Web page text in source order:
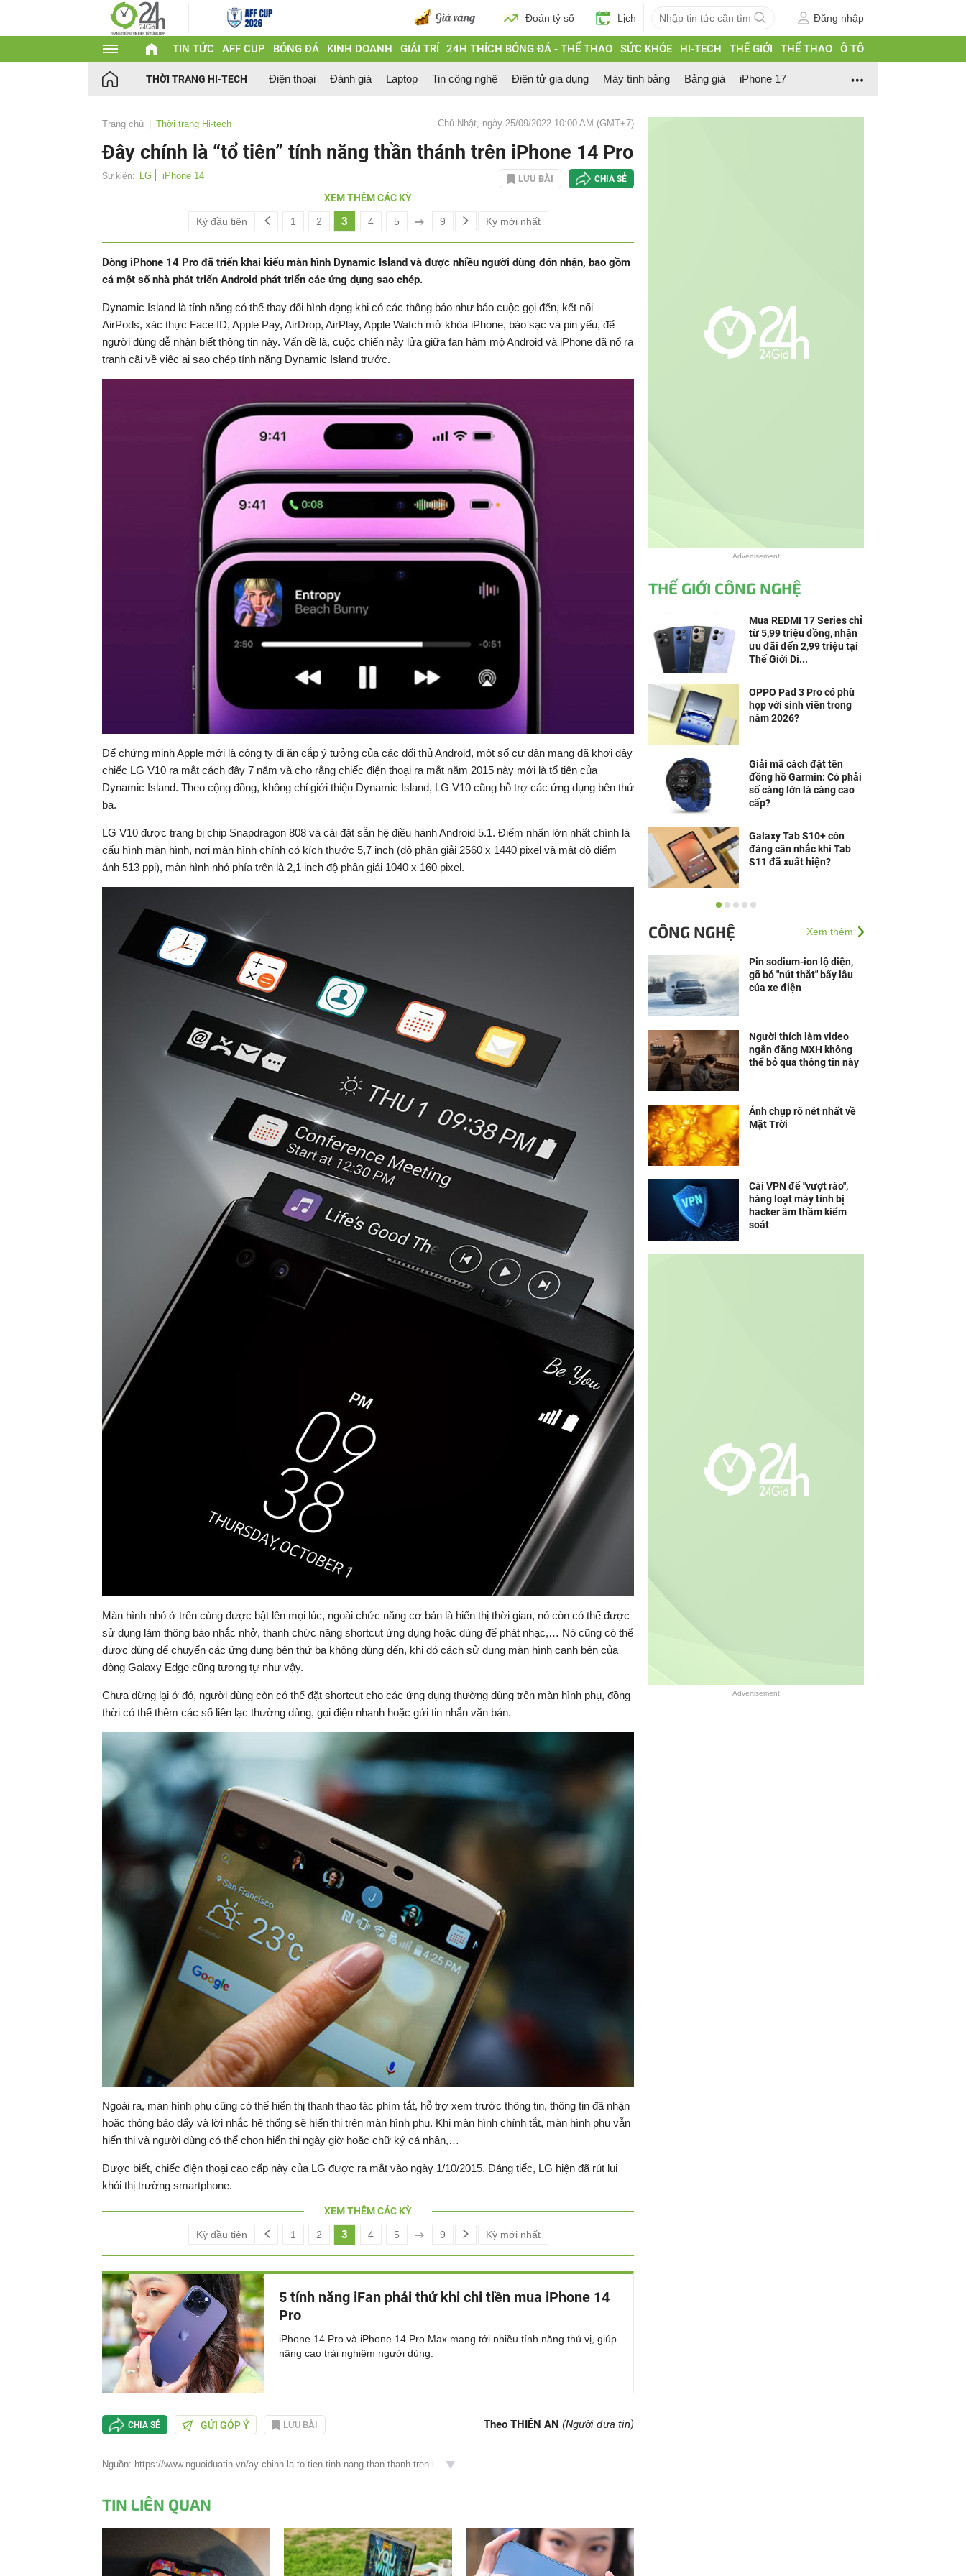
Đoán tỷ số Lịch Đăng nhập
TIN TỨC AFF CUP BÓNG ĐÁ KINH DOANH GIẢI TRÍ 24H THÍCH BÓNG ĐÁ - THỂ THAO SỨC KHỎE HI-TECH THẾ GIỚI THỂ THAO Ô TÔ
THỜI TRANG HI-TECH Điện thoại Đánh giá Laptop Tin công nghệ Điện tử gia dụng Máy tính bảng Bảng giá iPhone 17
Trang chủ Thời trang Hi-tech Chủ Nhật, ngày 25/09/2022 10:00 AM (GMT+7)
Đây chính là “tổ tiên” tính năng thần thánh trên iPhone 14 Pro
Sự kiện: LG iPhone 14 LƯU BÀI CHIA SẺ
XEM THÊM CÁC KỲ
Kỳ đầu tiên 1 2 3 4 5 9 Kỳ mới nhất
Dòng iPhone 14 Pro đã triển khai kiểu màn hình Dynamic Island và được nhiều người dùng đón nhận, bao gồm
cả một số nhà phát triển Android phát triển các ứng dụng sao chép.
Dynamic Island là tính năng có thể thay đổi hình dạng khi có các thông báo như báo cuộc gọi đến, kết nối
AirPods, xác thực Face ID, Apple Pay, AirDrop, AirPlay, Apple Watch mở khóa iPhone, báo sạc và pin yếu, để
người dùng dễ nhận biết thông tin này. Vấn đề là, cuộc chiến nảy lửa giữa fan hâm mộ Android và iPhone đã nổ ra
tranh cãi về việc ai sao chép tính năng Dynamic Island trước.
Để chứng minh Apple mới là công ty đi ăn cắp ý tưởng của các đối thủ Android, một số cư dân mạng đã khơi dậy
chiếc LG V10 ra mắt cách đây 7 năm và cho rằng chiếc điện thoại ra mắt năm 2015 này mới là tổ tiên của
Dynamic Island. Theo cộng đồng, không chỉ giới thiệu Dynamic Island, LG V10 cũng hỗ trợ các ứng dụng bên thứ
ba.
LG V10 được trang bị chip Snapdragon 808 và cài đặt sẵn hệ điều hành Android 5.1. Điểm nhấn lớn nhất chính là
cấu hình màn hình, nơi màn hình chính có kích thước 5,7 inch (độ phân giải 2560 x 1440 pixel và mật độ điểm
ảnh 513 ppi), màn hình nhỏ phía trên là 2,1 inch độ phân giải 1040 x 160 pixel.
Màn hình nhỏ ở trên cùng được bật lên mọi lúc, ngoài chức năng cơ bản là hiển thị thời gian, nó còn có thể được
sử dụng làm thông báo nhắc nhở, thanh chức năng shortcut ứng dụng hoặc dùng để phát nhạc,… Nó cũng có thể
được dùng để chuyển các ứng dụng bên thứ ba không dùng đến, khi đó cách sử dụng màn hình cạnh bên của
dòng Galaxy Edge cũng tương tự như vậy.
Chưa dừng lại ở đó, người dùng còn có thể đặt shortcut cho các ứng dụng thường dùng trên màn hình phụ, đồng
thời có thể thêm các số liên lạc thường dùng, gọi điện nhanh hoặc gửi tin nhắn văn bản.
Ngoài ra, màn hình phụ cũng có thể hiển thị thanh thao tác phím tắt, hỗ trợ xem trước thông tin, thông tin đã nhận
hoặc thông báo đẩy và lời nhắc hệ thống sẽ hiển thị trên màn hình phụ. Khi màn hình chính tắt, màn hình phụ vẫn
hiển thị và người dùng có thể chọn hiển thị ngày giờ hoặc chữ ký cá nhân,…
Được biết, chiếc điện thoại cao cấp này của LG được ra mắt vào ngày 1/10/2015. Đáng tiếc, LG hiện đã rút lui
khỏi thị trường smartphone.
XEM THÊM CÁC KỲ
Kỳ đầu tiên 1 2 3 4 5 9 Kỳ mới nhất
5 tính năng iFan phải thử khi chi tiền mua iPhone 14
Pro
iPhone 14 Pro và iPhone 14 Pro Max mang tới nhiều tính năng thú vị, giúp
nâng cao trải nghiệm người dùng.
CHIA SẺ GỬI GÓP Ý LƯU BÀI Theo THIÊN AN (Người đưa tin)
Nguồn: https://www.nguoiduatin.vn/ay-chinh-la-to-tien-tinh-nang-than-thanh-tren-i-...
TIN LIÊN QUAN
Advertisement
THẾ GIỚI CÔNG NGHỆ
Mua REDMI 17 Series chỉ
từ 5,99 triệu đồng, nhận
ưu đãi đến 2,99 triệu tại
Thế Giới Di...
OPPO Pad 3 Pro có phù
hợp với sinh viên trong
năm 2026?
Giải mã cách đặt tên
đồng hồ Garmin: Có phải
số càng lớn là càng cao
cấp?
Galaxy Tab S10+ còn
đáng cân nhắc khi Tab
S11 đã xuất hiện?
Laptop Windows cạnh
vẫn có lý do riêng để giữ
CÔNG NGHỆ Xem thêm
Pin sodium-ion lộ diện,
gỡ bỏ "nút thắt" bấy lâu
của xe điện
Người thích làm video
ngắn đăng MXH không
thể bỏ qua thông tin này
Ảnh chụp rõ nét nhất về
Mặt Trời
Cài VPN để "vượt rào",
hàng loạt máy tính bị
hacker âm thầm kiểm
soát
Advertisement